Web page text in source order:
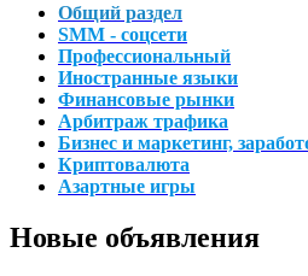
Общий раздел
SMM - соцсети
Профессиональный
Иностранные языки
Финансовые рынки
Арбитраж трафика
Бизнес и маркетинг,
Криптовалюта
Азартные игры
Новые объявления